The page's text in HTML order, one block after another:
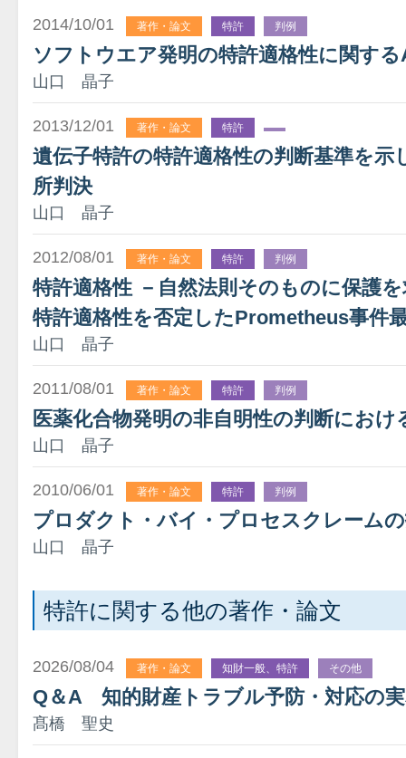
2014/10/01 著作・論文 特許 判例
ソフトウエア発明の特許適格性に関す
山口 晶子
2013/12/01 著作・論文 特許
遺伝子特許の特許適格性の判断基準を示
所判決
山口 晶子
2012/08/01 著作・論文 特許 判例
特許適格性 －自然法則そのものに保護
特許適格性を否定したPrometheus事件
山口 晶子
2011/08/01 著作・論文 特許 判例
医薬化合物発明の非自明性の判断におけ
山口 晶子
2010/06/01 著作・論文 特許 判例
プロダクト・バイ・プロセスクレーム
山口 晶子
特許に関する他の著作・論文
2026/08/04 著作・論文 知財一般、特許 その他
Q＆A 知的財産トラブル予防・対応の
髙橋 聖史